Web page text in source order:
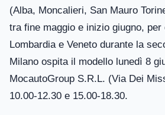
(Alba, Moncalieri, San Mauro
tra fine maggio e inizio giugno,
Lombardia e Veneto durante la
Milano ospita il modello lunedì 8
MocautoGroup S.R.L. (Via Dei
10.00-12.30 e 15.00-18.30.